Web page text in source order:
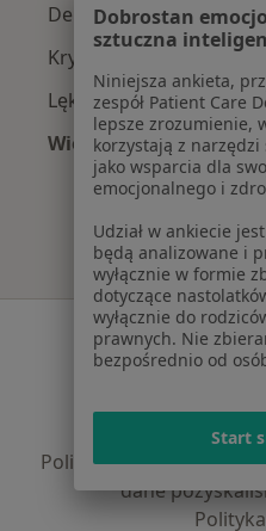
Depresja w Płocku
Kryzys emocjonalny w
Lęki w Płocku
Więcej (15)
Więcej w
Polityka
Polityka prywatności
dane
Dobrostan
sztuczna
Niniejsza ankieta,
zespół Patient Care
lepsze zrozumienie,
korzystają z
jako wsparcia dla
emocjonalnego i
Udział w ankiecie
będą analizowane i
wyłącznie w formie
dotyczące
wyłącznie do
prawnych. Nie
bezpośrednio od
Start